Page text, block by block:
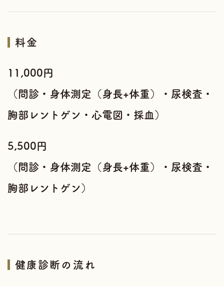
料金
11,000円
（問診・身体測定（身長+体重）・尿検査・
胸部レントゲン・心電図・採血）
5,500円
（問診・身体測定（身長+体重）・尿検査・
胸部レントゲン）
健康診断の流れ